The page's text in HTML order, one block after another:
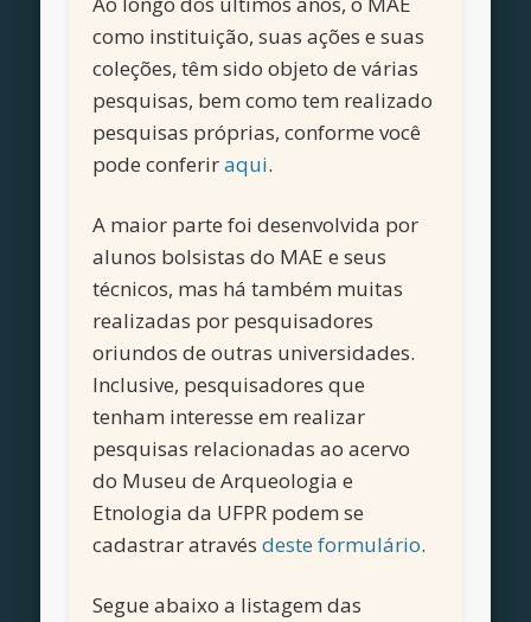
como instituição, suas ações e suas
coleções, têm sido objeto de várias
pesquisas, bem como tem realizado
pesquisas próprias, conforme você
pode conferiraqui.
A maior parte foi desenvolvida por
alunos bolsistas do MAE e seus
técnicos, mas há também muitas
realizadas por pesquisadores
oriundos de outras universidades.
Inclusive, pesquisadores que
tenham interesse em realizar
pesquisas relacionadas ao acervo
do Museu de Arqueologia e
Etnologia da UFPR podem se
cadastrar atravésdeste formulário.
Segue abaixo a listagem das